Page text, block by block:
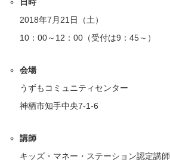
2018年7月21日（土）
10：00～12：00（受付は9：45～）
会場
うずもコミュニティセンター
神栖市知手中央7-1-6
講師
キッズ・マネー・ステーション認定講師